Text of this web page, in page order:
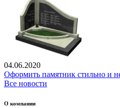
04.06.2020
Оформить памятник стильно и
Все новости
О компании